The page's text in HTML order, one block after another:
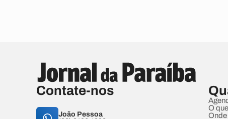
Contate-nos
João Pessoa
O